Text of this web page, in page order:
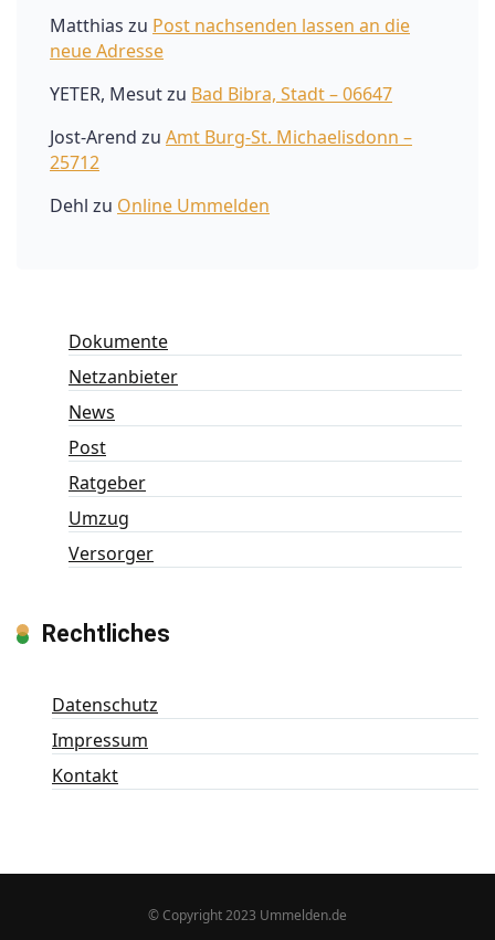
Matthias zu Post nachsenden lassen an die
neue Adresse
YETER, Mesutzu Bad Bibra, Stadt – 06647
Jost-Arend zu Amt Burg-St. Michaelisdonn –
25712
Dehl zu Online Ummelden
Dokumente
Netzanbieter
News
Post
Ratgeber
Umzug
Versorger
Rechtliches
Datenschutz
Impressum
Kontakt
© Copyright 2023 Ummelden.de